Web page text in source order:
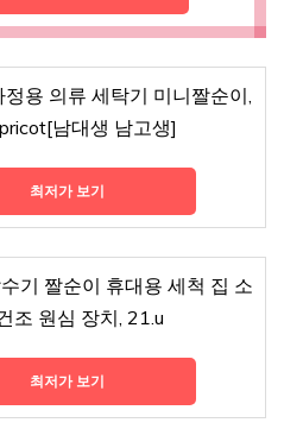
용 의류 세탁기 미니짤순이,
남대생 남고생]
최저가 보기
기 짤순이 휴대용 세척 집 소
조 원심 장치, 21.u
최저가 보기